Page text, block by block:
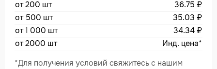
от 200 шт
36.75 ₽
от 500 шт
35.03 ₽
от 1 000 шт
34.34 ₽
от 2000 шт
Инд. цена*
*Для получения условий свяжитесь с нашим